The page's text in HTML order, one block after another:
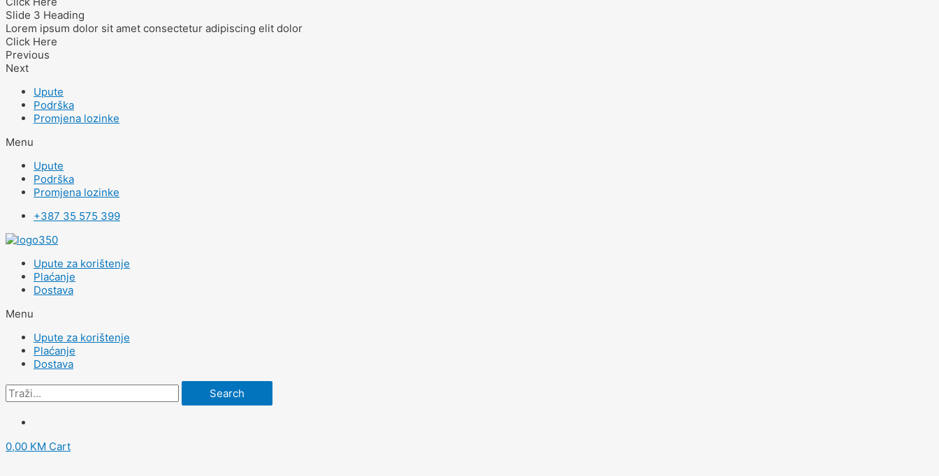
Slide 3 Heading
Lorem ipsum dolor sit amet consectetur adipiscing elit dolor
Click Here
Previous
Next
Upute
Podrška
Promjena lozinke
Menu
Upute
Podrška
Promjena lozinke
+387 35 575 399
Upute za korištenje
Plaćanje
Dostava
Menu
Upute za korištenje
Plaćanje
Dostava
Search
0,00 KM Cart